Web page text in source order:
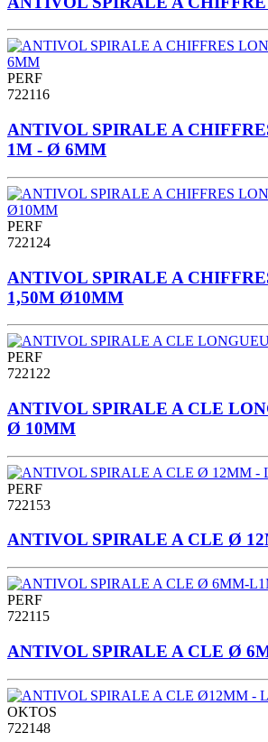
PERF
722116
ANTIVOL SPIRALE A
1M - Ø 6MM
PERF
722124
ANTIVOL SPIRALE A
1,50M Ø10MM
PERF
722122
ANTIVOL SPIRALE A CLE
Ø 10MM
PERF
722153
ANTIVOL SPIRALE A CLE Ø
PERF
722115
ANTIVOL SPIRALE A CLE Ø
OKTOS
722148